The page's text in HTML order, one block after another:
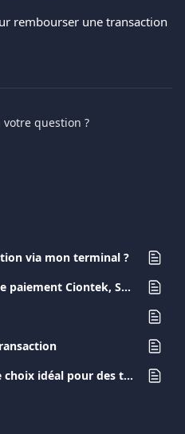
rembourser une transaction
votre question ?
via mon terminal ?
Activation des terminaux de paiement Ciontek, Sunmi et PAX A8900
Viva.com Terminal POS – Le choix idéal pour des transactions modernes et sécurisées